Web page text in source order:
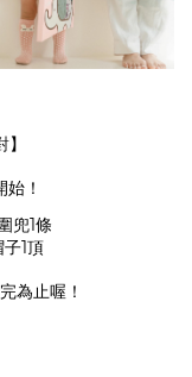
！
兜1條
子1頂
為止喔！